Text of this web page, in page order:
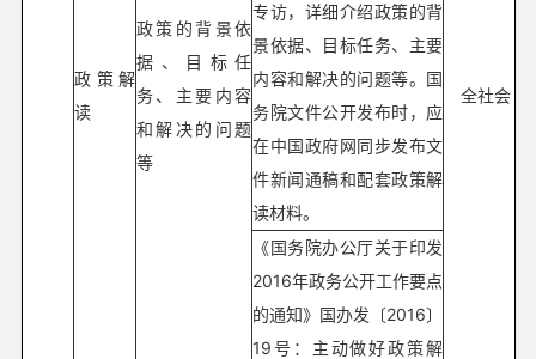
政策解
读
政策的背景依
据、目标任
务、主要内容
和解决的问题
等
全社会
专访，详细介绍政策的背
景依据、目标任务、主要
内容和解决的问题等。国
务院文件公开发布时，应
在中国政府网同步发布文
件新闻通稿和配套政策解
读材料。
《国务院办公厅关于印发
2016年政务公开工作要点
的通知》国办发〔2016〕
19号：主动做好政策解